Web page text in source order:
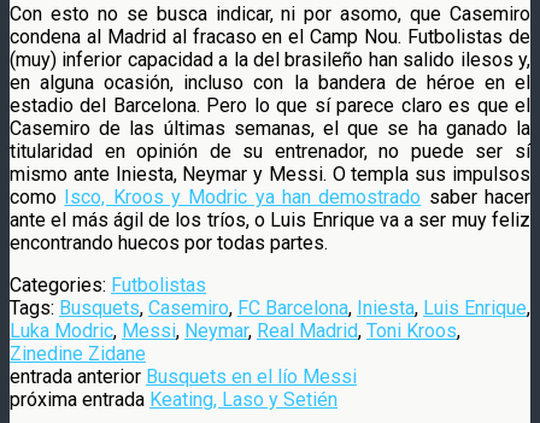
Con esto no se busca indicar, ni por asomo, que Casemiro
condena al Madrid al fracaso en el Camp Nou. Futbolistas de
(muy) inferior capacidad a la del brasileño han salido ilesos y,
en alguna ocasión, incluso con la bandera de héroe en el
estadio del Barcelona. Pero lo que sí parece claro es que el
Casemiro de las últimas semanas, el que se ha ganado la
titularidad en opinión de su entrenador, no puede ser sí
mismo ante Iniesta, Neymar y Messi. O templa sus impulsos
como Isco, Kroos y Modric ya han demostrado saber hacer
ante el más ágil de los tríos, o Luis Enrique va a ser muy feliz
encontrando huecos por todas partes.
Categories: Futbolistas
Tags: Busquets, Casemiro, FC Barcelona, Iniesta, Luis Enrique,
Luka Modric, Messi, Neymar, Real Madrid, Toni Kroos,
Zinedine Zidane
entrada anterior Busquets en el lío Messi
próxima entrada Keating, Laso y Setién